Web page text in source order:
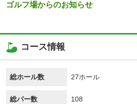
ゴルフ場からのお知らせ
コース情報
総ホール数 27ホール
総パー数 108